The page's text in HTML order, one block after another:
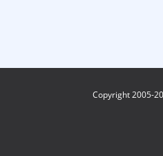
Copyright 2005-